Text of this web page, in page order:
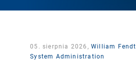
05. sierpnia 2026, William Fendt
System Administration